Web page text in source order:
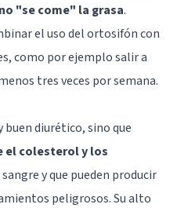
"se come" la grasa.
el uso del ortosifón con
como por ejemplo salir a
tres veces por semana.
diurético, sino que
el colesterol y los
y que pueden producir
peligrosos. Su alto